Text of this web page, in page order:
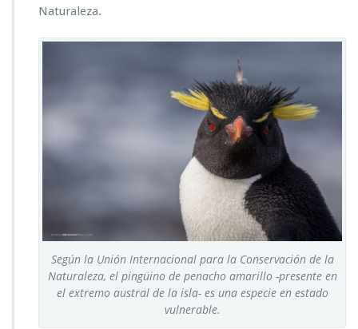
Naturaleza.
Según la Unión Internacional para la Conservación de la
Naturaleza, el pingüino de penacho amarillo -presente en
el extremo austral de la isla- es una especie en estado
vulnerable.